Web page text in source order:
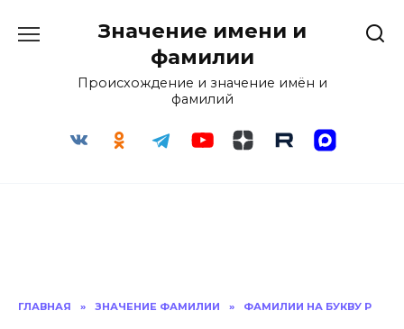
Значение имени и
фамилии
Происхождение и значение имён и
фамилий
ГЛАВНАЯ » ЗНАЧЕНИЕ ФАМИЛИИ » ФАМИЛИИ НА БУКВУ Р